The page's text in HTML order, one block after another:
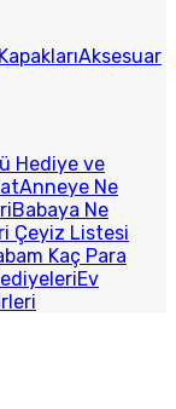
Aksesuar
Hediye ve
Anneye Ne
Babaya Ne
Çeyiz Listesi
Kaç Para
Ev